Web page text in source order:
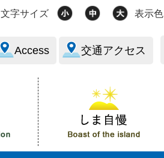
文字サイズ 表示色
Access 交通アクセス